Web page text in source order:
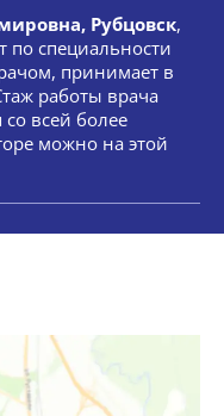
Рубцовск,
по специальности
принимает в
работы врача
со всей более
можно на этой